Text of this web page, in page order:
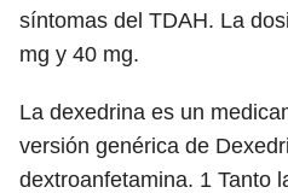
síntomas del TDAH. La
mg y 40 mg.
La dexedrina es un
versión genérica de
dextroanfetamina. 1 Tanto